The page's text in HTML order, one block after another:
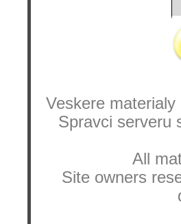
Veskere
Spravci serveru
All
Site owners